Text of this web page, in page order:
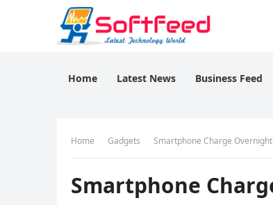
Home Latest News Business Feed
Home Gadgets Smartphone Charge
Smartphone